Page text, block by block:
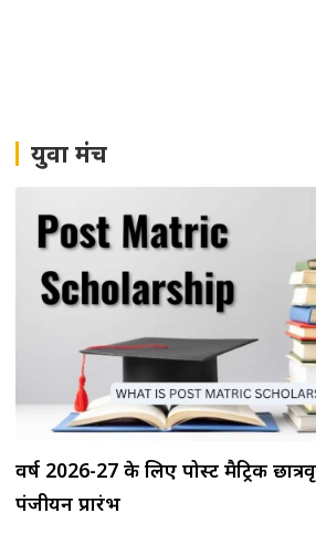
युवा मंच
वर्ष 2026-27 के लिए पोस्ट मैट्रिक
पंजीयन प्रारंभ